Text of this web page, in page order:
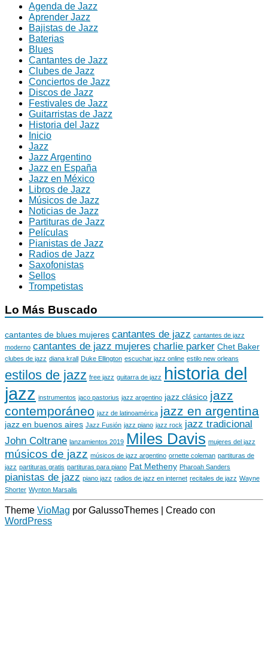
Agenda de Jazz
Aprender Jazz
Bajistas de Jazz
Baterias
Blues
Cantantes de Jazz
Clubes de Jazz
Conciertos de Jazz
Discos de Jazz
Festivales de Jazz
Guitarristas de Jazz
Historia del Jazz
Inicio
Jazz
Jazz Argentino
Jazz en España
Jazz en México
Libros de Jazz
Músicos de Jazz
Noticias de Jazz
Partituras de Jazz
Películas
Pianistas de Jazz
Radios de Jazz
Saxofonistas
Sellos
Trompetistas
Lo Más Buscado
cantantes de blues mujeres cantantes de jazz cantantes de jazz
moderno cantantes de jazz mujeres charlie parker Chet Baker
clubes de jazz diana krall Duke Ellington escuchar jazz online estilo new orleans
estilos de jazz free jazz guitarra de jazz historia del
jazz instrumentos jaco pastorius jazz argentino jazz clásico jazz
contemporáneo jazz de latinoamérica jazz en argentina
jazz en buenos aires Jazz Fusión jazz piano jazz rock jazz tradicional
John Coltrane lanzamientos 2019 Miles Davis mujeres del jazz
músicos de jazz músicos de jazz argentino ornette coleman partituras de
jazz partituras gratis partituras para piano Pat Metheny Pharoah Sanders
pianistas de jazz piano jazz radios de jazz en internet recitales de jazz Wayne
Shorter Wynton Marsalis
Theme VioMag por GalussoThemes | Creado con
WordPress